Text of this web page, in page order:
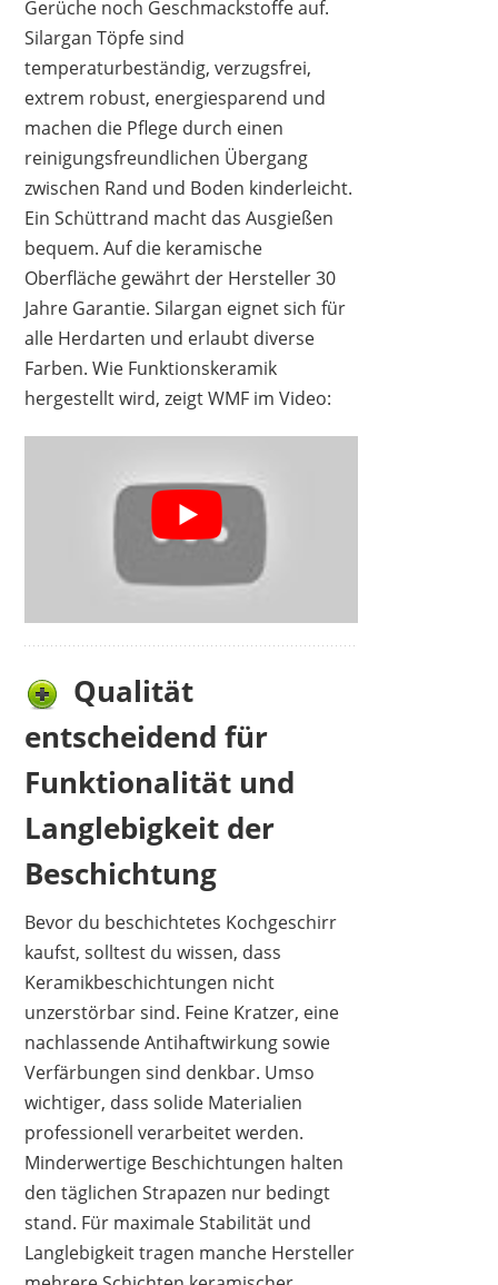
Gerüche noch Geschmackstoffe auf.
Silargan Töpfe sind
temperaturbeständig, verzugsfrei,
extrem robust, energiesparend und
machen die Pflege durch einen
reinigungsfreundlichen Übergang
zwischen Rand und Boden kinderleicht.
Ein Schüttrand macht das Ausgießen
bequem. Auf die keramische
Oberfläche gewährt der Hersteller 30
Jahre Garantie. Silargan eignet sich für
alle Herdarten und erlaubt diverse
Farben. Wie Funktionskeramik
hergestellt wird, zeigt WMF im Video:
Qualität
entscheidend für
Funktionalität und
Langlebigkeit der
Beschichtung
Bevor du beschichtetes Kochgeschirr
kaufst, solltest du wissen, dass
Keramikbeschichtungen nicht
unzerstörbar sind. Feine Kratzer, eine
nachlassende Antihaftwirkung sowie
Verfärbungen sind denkbar. Umso
wichtiger, dass solide Materialien
professionell verarbeitet werden.
Minderwertige Beschichtungen halten
den täglichen Strapazen nur bedingt
stand. Für maximale Stabilität und
Langlebigkeit tragen manche Hersteller